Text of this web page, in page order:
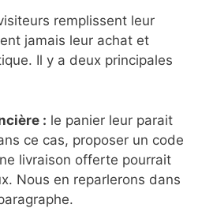
remplissent leur
jamais leur achat et
Il y a deux principales
: le panier leur parait
ce cas, proposer un code
livraison offerte pourrait
Nous en reparlerons dans